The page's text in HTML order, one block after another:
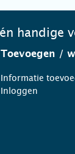
handige
Toevoegen /
Informatie
Inloggen